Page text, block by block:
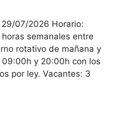
07/2026 Horario:
semanales entre
rotativo de mañana y
y 20:00h con los
por ley. Vacantes: 3